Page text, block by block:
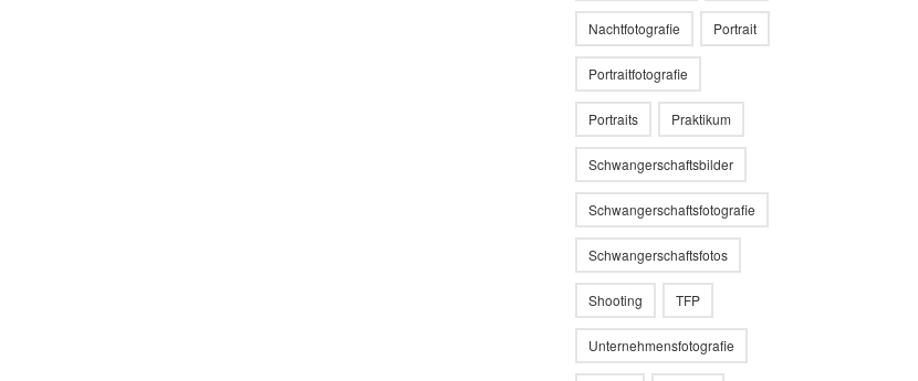
Nachtfotografie Portrait
Portraitfotografie
Portraits Praktikum
Schwangerschaftsbilder
Schwangerschaftsfotografie
Schwangerschaftsfotos
Shooting TFP
Unternehmensfotografie